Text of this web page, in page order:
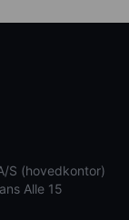
S (hovedkontor)
Alle 15